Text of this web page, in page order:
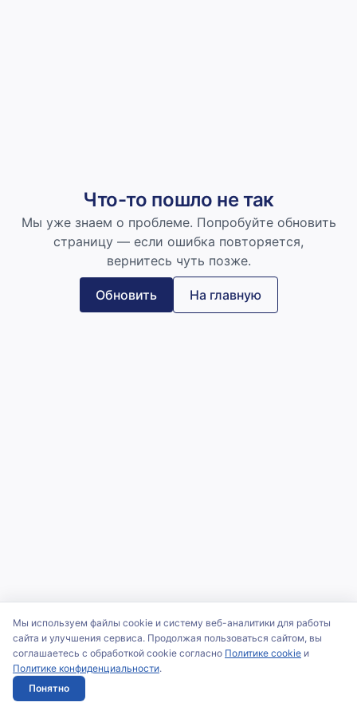
Что-то пошло не так
Мы уже знаем о проблеме. Попробуйте обновить
страницу — если ошибка повторяется,
вернитесь чуть позже.
Обновить На главную
Мы используем файлы cookie и систему веб-аналитики для работы
сайта и улучшения сервиса. Продолжая пользоваться сайтом, вы
соглашаетесь с обработкой cookie согласно Политике cookie и
Политике конфиденциальности.
Понятно